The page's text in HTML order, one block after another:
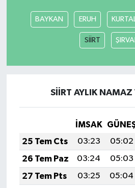
BAYKAN ERUH
SİİRT
SİİRT AYLIK NAMAZ
İMSAK
25 Tem Cts
03:23 05:02
26 Tem Paz
03:24 05:03
27 Tem Pts
03:25 05:04
SEÇİM 2011
ÜÇÜNCÜ SAYFA
SİVİL TOPLUM
SEÇİM 2014
KİM KİMDİR